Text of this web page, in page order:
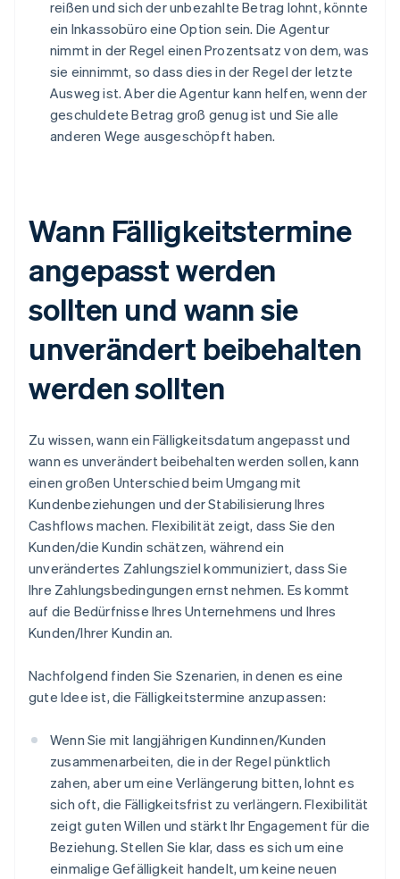
reißen und sich der unbezahlte Betrag lohnt, könnte
ein Inkassobüro eine Option sein. Die Agentur
nimmt in der Regel einen Prozentsatz von dem, was
sie einnimmt, so dass dies in der Regel der letzte
Ausweg ist. Aber die Agentur kann helfen, wenn der
geschuldete Betrag groß genug ist und Sie alle
anderen Wege ausgeschöpft haben.
Wann Fälligkeitstermine
angepasst werden
sollten und wann sie
unverändert beibehalten
werden sollten
Zu wissen, wann ein Fälligkeitsdatum angepasst und
wann es unverändert beibehalten werden sollen, kann
einen großen Unterschied beim Umgang mit
Kundenbeziehungen und der Stabilisierung Ihres
Cashflows machen. Flexibilität zeigt, dass Sie den
Kunden/die Kundin schätzen, während ein
unverändertes Zahlungsziel kommuniziert, dass Sie
Ihre Zahlungsbedingungen ernst nehmen. Es kommt
auf die Bedürfnisse Ihres Unternehmens und Ihres
Kunden/Ihrer Kundin an.
Nachfolgend finden Sie Szenarien, in denen es eine
gute Idee ist, die Fälligkeitstermine anzupassen:
Wenn Sie mit langjährigen Kundinnen/Kunden
zusammenarbeiten, die in der Regel pünktlich
zahen, aber um eine Verlängerung bitten, lohnt es
sich oft, die Fälligkeitsfrist zu verlängern. Flexibilität
zeigt guten Willen und stärkt Ihr Engagement für die
Beziehung. Stellen Sie klar, dass es sich um eine
einmalige Gefälligkeit handelt, um keine neuen